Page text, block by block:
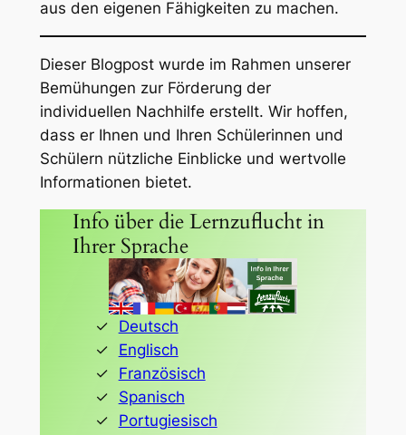
aus den eigenen Fähigkeiten zu machen.
Dieser Blogpost wurde im Rahmen unserer
Bemühungen zur Förderung der
individuellen Nachhilfe erstellt. Wir hoffen,
dass er Ihnen und Ihren Schülerinnen und
Schülern nützliche Einblicke und wertvolle
Informationen bietet.
Info über die Lernzuflucht in
Ihrer Sprache
Deutsch
Englisch
Französisch
Spanisch
Portugiesisch